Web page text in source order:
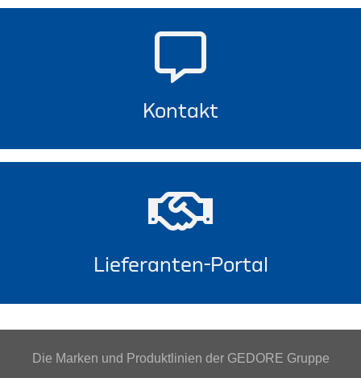
Kontakt
Lieferanten-Portal
Die Marken und Produktlinien der GEDORE Gruppe